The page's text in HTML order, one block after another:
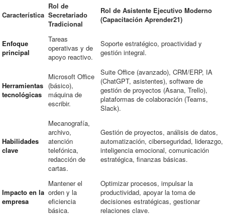
Característica
Rol de
Secretariado
Tradicional
Rol de Asistente Ejecutivo Moderno
(Capacitación Aprender21)
Enfoque
principal
Tareas
operativas y de
apoyo reactivo.
Soporte estratégico, proactividad y
gestión integral.
Herramientas
tecnológicas
Microsoft Office
(básico),
máquina de
escribir.
Suite Office (avanzado), CRM/ERP, IA
(ChatGPT, asistentes), software de
gestión de proyectos (Asana, Trello),
plataformas de colaboración (Teams,
Slack).
Habilidades
clave
Mecanografía,
archivo,
atención
telefónica,
redacción de
cartas.
Gestión de proyectos, análisis de datos,
automatización, ciberseguridad, liderazgo,
inteligencia emocional, comunicación
estratégica, finanzas básicas.
Impacto en la
empresa
Mantener el
orden y la
eficiencia
básica.
Optimizar procesos, impulsar la
productividad, apoyar la toma de
decisiones estratégicas, gestionar
relaciones clave.